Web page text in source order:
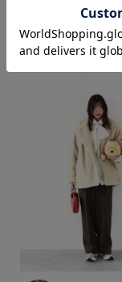
商品タイプ
通常商品
セール価格
web store